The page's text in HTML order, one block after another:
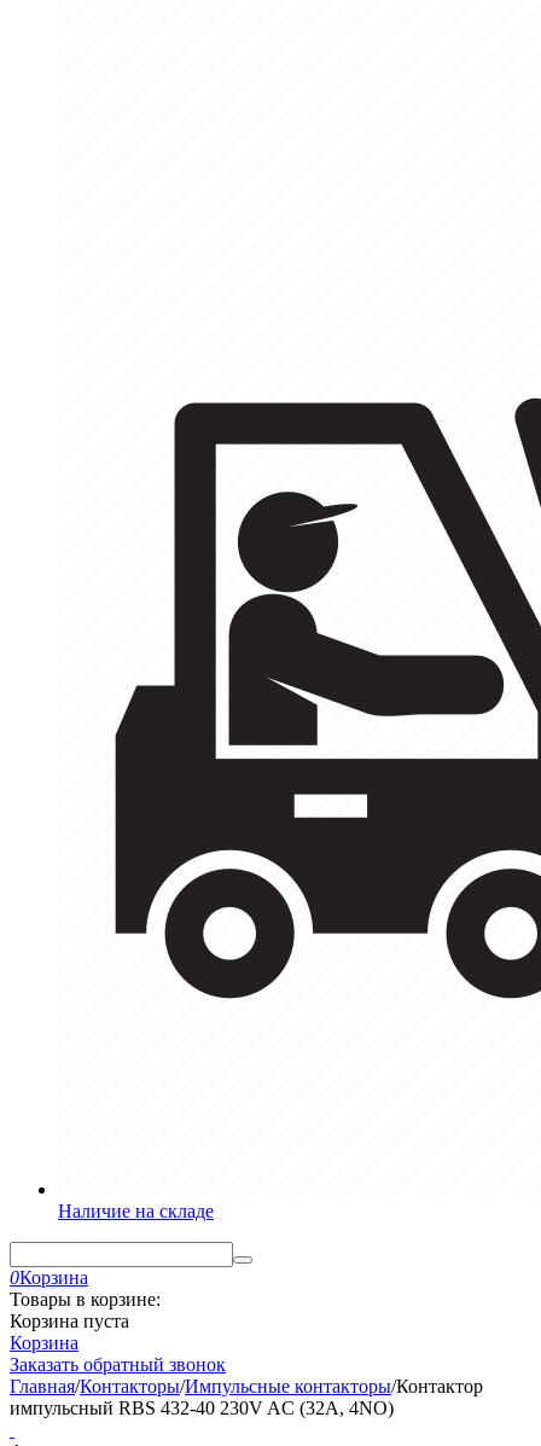
Наличие на складе
0Корзина
Товары в корзине:
Корзина пуста
Корзина
Заказать обратный звонок
Главная/Контакторы/Импульсные контакторы/Контактор
импульсный RВS 432-40 230V AC (32A, 4NO)